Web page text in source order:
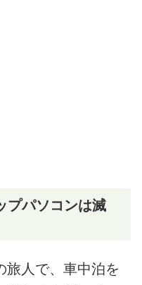
プパソコンは滅
旅人で、車中泊を